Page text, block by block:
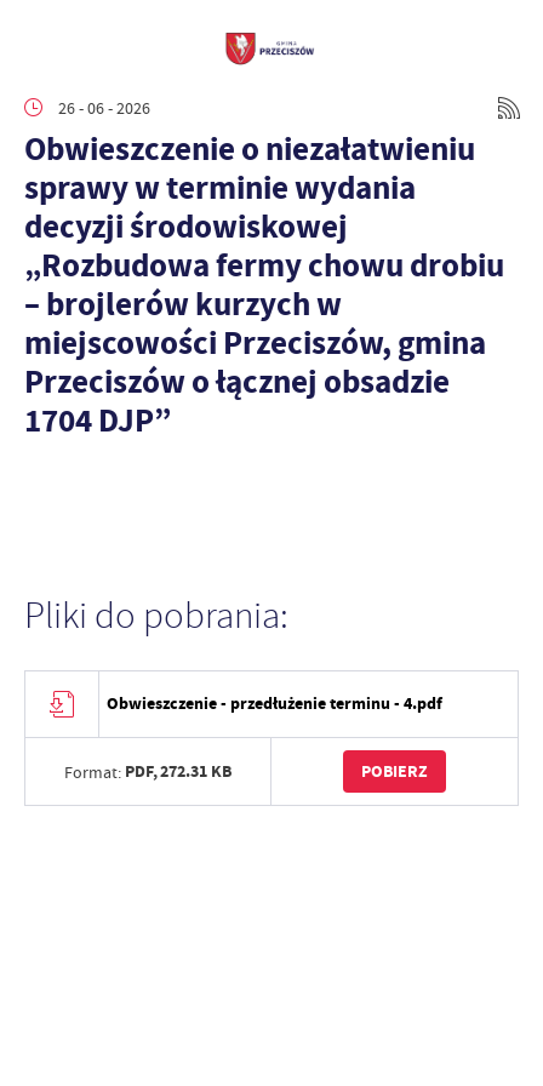
26 - 06 - 2026
Obwieszczenie o niezałatwieniu
sprawy w terminie wydania
decyzji środowiskowej
„Rozbudowa fermy chowu drobiu
– brojlerów kurzych w
miejscowości Przeciszów, gmina
Przeciszów o łącznej obsadzie
1704 DJP”
Pliki do pobrania:
Obwieszczenie - przedłużenie terminu - 4.pdf
Format: PDF,272.31 KB POBIERZ